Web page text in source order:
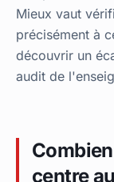
Mieux vaut
précisément à
découvrir un
audit de
centre